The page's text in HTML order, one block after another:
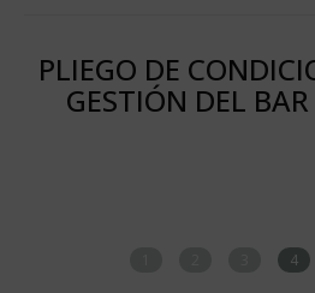
PLIEGO DE
GESTIÓN DEL
4